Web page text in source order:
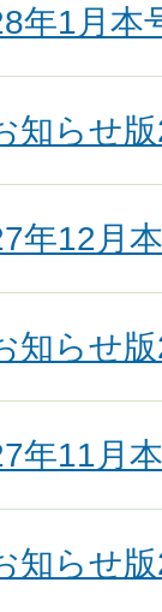
年1月本
知らせ
年12月
知らせ
年11月
知らせ